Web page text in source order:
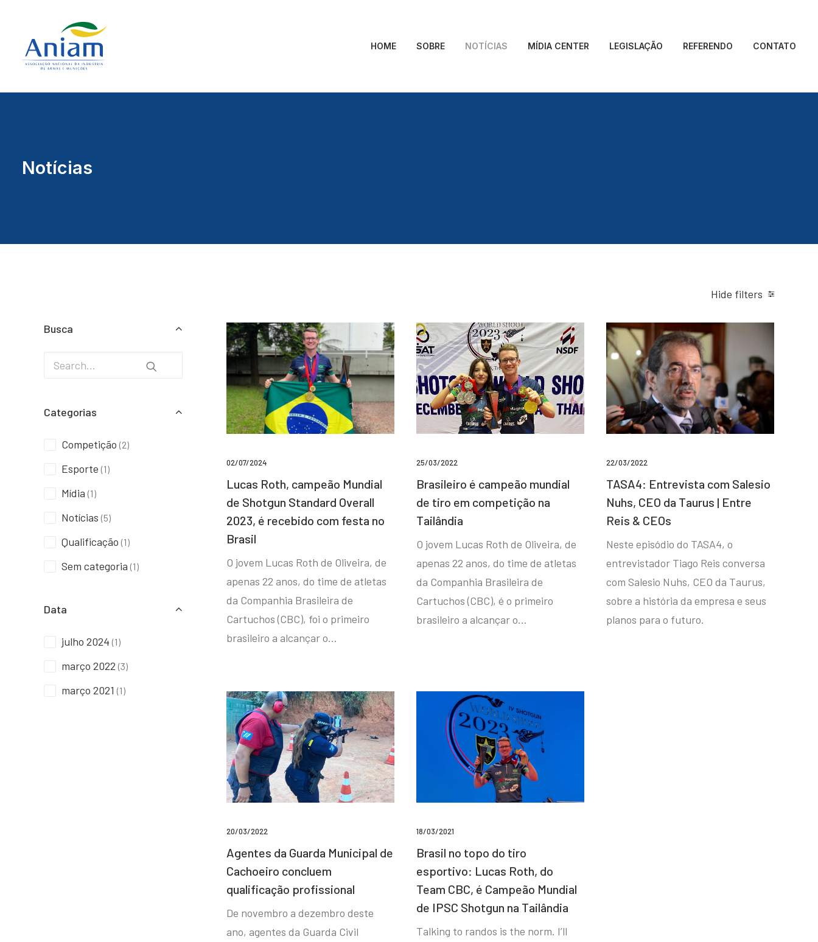
HOME SOBRE NOTÍCIAS MÍDIA CENTER LEGISLAÇÃO REFERENDO CONTATO
Notícias
Hide filters
Busca
Categorias
Competição (2)
Esporte (1)
Mídia (1)
Notícias (5)
Qualificação (1)
Sem categoria (1)
Data
julho 2024 (1)
março 2022 (3)
março 2021 (1)
02/07/2024
Lucas Roth, campeão Mundial
de Shotgun Standard Overall
2023, é recebido com festa no
Brasil
O jovem Lucas Roth de Oliveira, de
apenas 22 anos, do time de atletas
da Companhia Brasileira de
Cartuchos (CBC), foi o primeiro
brasileiro a alcançar o…
25/03/2022
Brasileiro é campeão mundial
de tiro em competição na
Tailândia
O jovem Lucas Roth de Oliveira, de
apenas 22 anos, do time de atletas
da Companhia Brasileira de
Cartuchos (CBC), é o primeiro
brasileiro a alcançar o…
22/03/2022
TASA4: Entrevista com Salesio
Nuhs, CEO da Taurus | Entre
Reis & CEOs
Neste episódio do TASA4, o
entrevistador Tiago Reis conversa
com Salesio Nuhs, CEO da Taurus,
sobre a história da empresa e seus
planos para o futuro.
20/03/2022
Agentes da Guarda Municipal de
Cachoeiro concluem
qualificação profissional
De novembro a dezembro deste
ano, agentes da Guarda Civil
18/03/2021
Brasil no topo do tiro
esportivo: Lucas Roth, do
Team CBC, é Campeão Mundial
de IPSC Shotgun na Tailândia
Talking to randos is the norm. I’ll